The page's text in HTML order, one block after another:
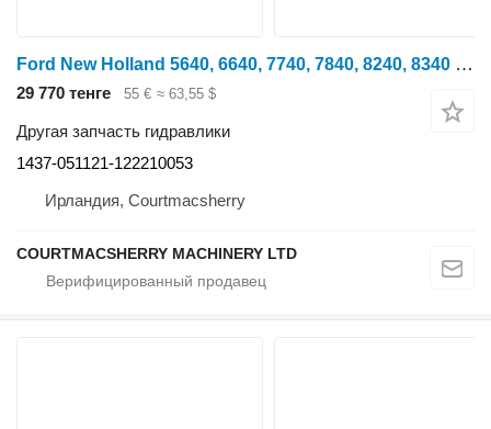
Ford New Holland 5640, 6640, 7740, 7840, 8240, 8340 Hydraulic Pump Ge 1437-051121-122210053 для трактора колесного
29 770 тенге 55 € ≈ 63,55 $
Другая запчасть гидравлики
1437-051121-122210053
Ирландия, Courtmacsherry
COURTMACSHERRY MACHINERY LTD